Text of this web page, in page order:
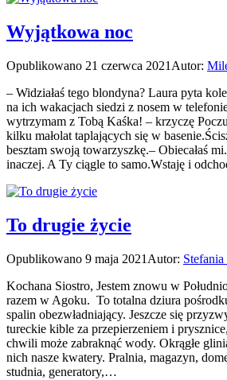
Wyjątkowa noc
Opublikowano 21 czerwca 2021 Autor:
– Widziałaś tego blondyna? Laura pyta
na ich wakacjach siedzi z nosem w
wytrzymam z Tobą Kaśka! – krzyczę
kilku małolat taplających się w
besztam swoją towarzyszkę.– Obiecałaś
inaczej. A Ty ciągle to samo.Wstaję i
To drugie życie
Opublikowano 9 maja 2021 Autor:
Kochana Siostro, Jestem znowu w
razem w Agoku. To totalna dziura
spalin obezwładniający. Jeszcze się
tureckie kible za przepierzeniem i
chwili może zabraknąć wody. Okrągłe
nich nasze kwatery. Pralnia, magazyn,
studnia, generatory,…